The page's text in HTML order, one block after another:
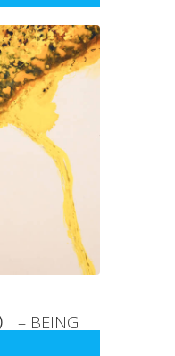
– BEING
列 007